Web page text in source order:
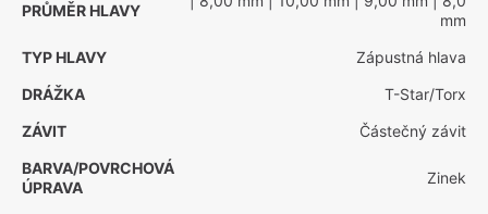
PRŮMĚR HLAVY
mm
TYP HLAVY
Zápustná hlava
DRÁŽKA
T-Star/Torx
ZÁVIT
Částečný závit
BARVA/POVRCHOVÁ
ÚPRAVA
Zinek